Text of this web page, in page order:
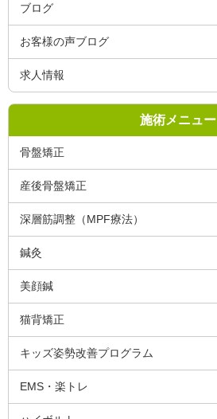
ブログ
お客様の声ブログ
求人情報
施術メニュー
骨盤矯正
産後骨盤矯正
深層筋調整（MPF療法）
鍼灸
美顔鍼
猫背矯正
キッズ姿勢改善プログラム
EMS・楽トレ